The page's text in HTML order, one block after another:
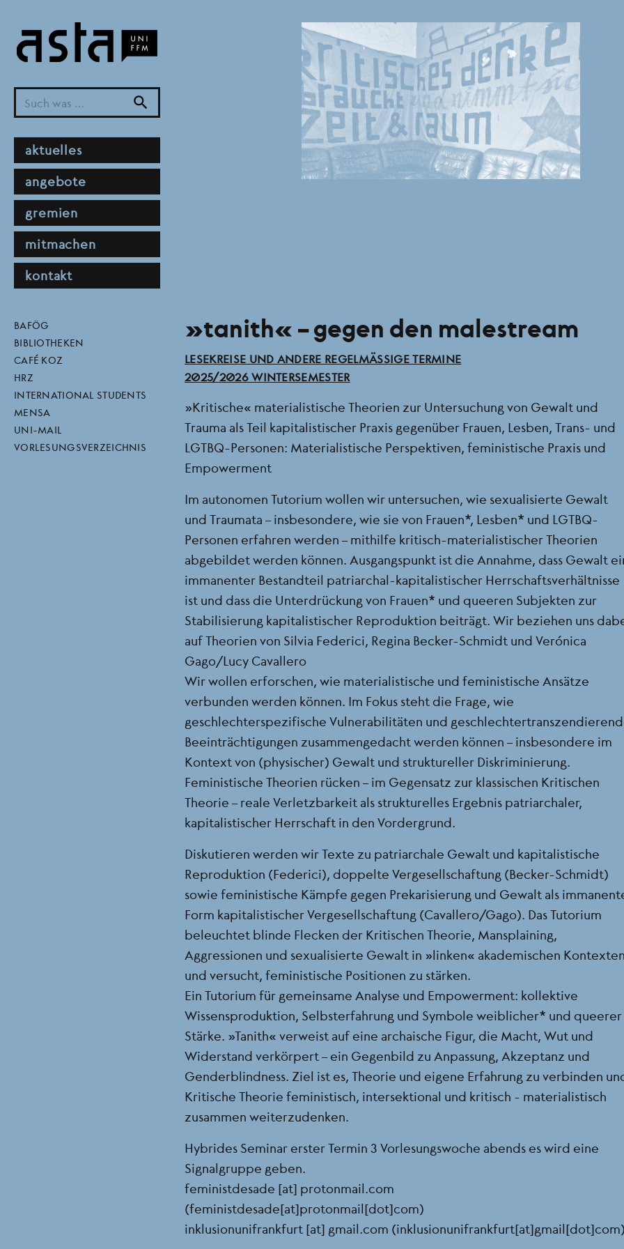
zum
Inhalt
search
hauptnavigation
aktuelles
angebote
gremien
mitmachen
kontakt
direktlinks
BAFÖG
BIBLIOTHEKEN
CAFÉ KOZ
HRZ
INTERNATIONAL STUDENTS
MENSA
UNI-MAIL
VORLESUNGSVERZEICHNIS
„tanith“ – gegen den malestream
BEREICH
LESEKREISE UND ANDERE REGELMÄSSIGE TERMINE
SEMESTER
2025/2026 WINTERSEMESTER
„Kritische“ materialistische Theorien zur Untersuchung von Gewalt und
Trauma als Teil kapitalistischer Praxis gegenüber Frauen, Lesben, Trans- und
LGTBQ-Personen: Materialistische Perspektiven, feministische Praxis und
Empowerment
Im autonomen Tutorium wollen wir untersuchen, wie sexualisierte Gewalt
und Traumata – insbesondere, wie sie von Frauen*, Lesben* und LGTBQ-
Personen erfahren werden – mithilfe kritisch-materialistischer Theorien
abgebildet werden können. Ausgangspunkt ist die Annahme, dass Gewalt
immanenter Bestandteil patriarchal-kapitalistischer Herrschaftsverhältnisse
ist und dass die Unterdrückung von Frauen* und queeren Subjekten zur
Stabilisierung kapitalistischer Reproduktion beiträgt. Wir beziehen uns
auf Theorien von Silvia Federici, Regina Becker-Schmidt und Verónica
Gago/Lucy Cavallero
Wir wollen erforschen, wie materialistische und feministische Ansätze
verbunden werden können. Im Fokus steht die Frage, wie
geschlechterspezifische Vulnerabilitäten und
Beeinträchtigungen zusammengedacht werden können – insbesondere im
Kontext von (physischer) Gewalt und struktureller Diskriminierung.
Feministische Theorien rücken – im Gegensatz zur klassischen Kritischen
Theorie – reale Verletzbarkeit als strukturelles Ergebnis patriarchaler,
kapitalistischer Herrschaft in den Vordergrund.
Diskutieren werden wir Texte zu patriarchale Gewalt und kapitalistische
Reproduktion (Federici), doppelte Vergesellschaftung (Becker-Schmidt)
sowie feministische Kämpfe gegen Prekarisierung und Gewalt als
Form kapitalistischer Vergesellschaftung (Cavallero/Gago). Das Tutorium
beleuchtet blinde Flecken der Kritischen Theorie, Mansplaining,
Aggressionen und sexualisierte Gewalt in „linken“ akademischen
und versucht, feministische Positionen zu stärken.
Ein Tutorium für gemeinsame Analyse und Empowerment: kollektive
Wissensproduktion, Selbsterfahrung und Symbole weiblicher* und queerer
Stärke. „Tanith“ verweist auf eine archaische Figur, die Macht, Wut und
Widerstand verkörpert – ein Gegenbild zu Anpassung, Akzeptanz und
Genderblindness. Ziel ist es, Theorie und eigene Erfahrung zu verbinden
Kritische Theorie feministisch, intersektional und kritisch - materialistisch
zusammen weiterzudenken.
Hybrides Seminar erster Termin 3 Vorlesungswoche abends es wird eine
Signalgruppe geben.
feministdesade [at] protonmail.com
(feministdesade[at]protonmail[dot]com)
inklusionunifrankfurt [at] gmail.com